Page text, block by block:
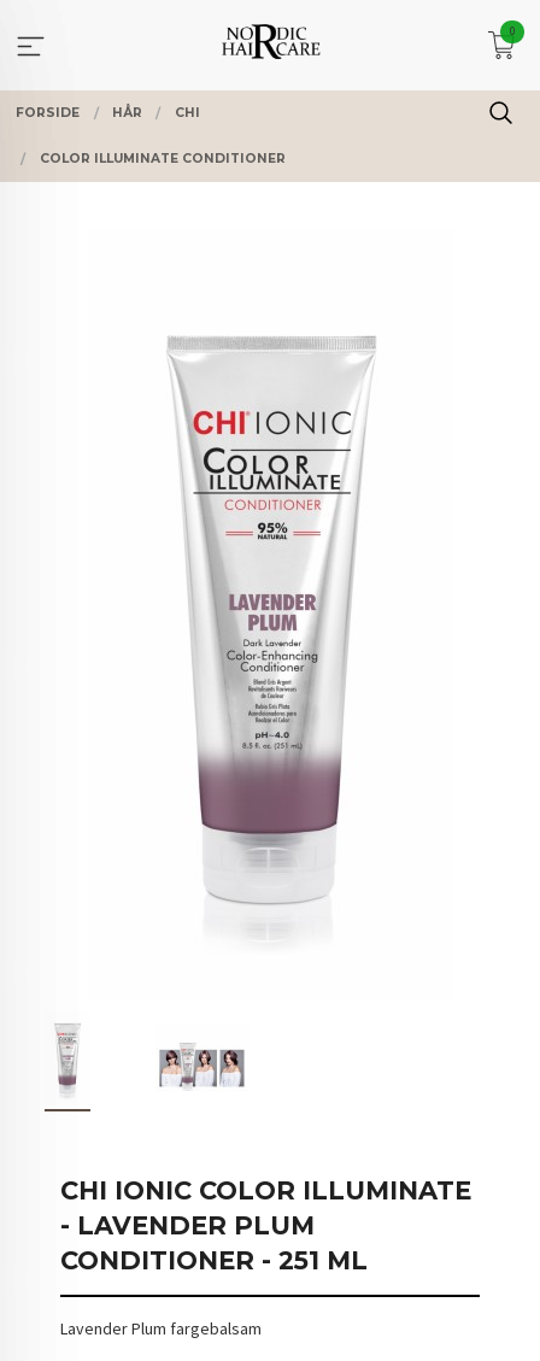
innholdet
0
FORSIDE HÅR CHI
COLOR ILLUMINATE CONDITIONER
CHI IONIC COLOR ILLUMINATE
- LAVENDER PLUM
CONDITIONER - 251 ML
Lavender Plum fargebalsam